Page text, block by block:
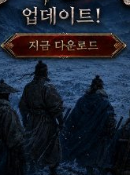
식! 밥알 획득 안내..